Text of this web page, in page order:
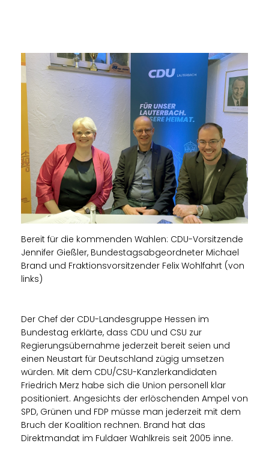
Bereit für die kommenden Wahlen: CDU-Vorsitzende
Jennifer Gießler, Bundestagsabgeordneter Michael
Brand und Fraktionsvorsitzender Felix Wohlfahrt (von
links)
Der Chef der CDU-Landesgruppe Hessen im
Bundestag erklärte, dass CDU und CSU zur
Regierungsübernahme jederzeit bereit seien und
einen Neustart für Deutschland zügig umsetzen
würden. Mit dem CDU/CSU-Kanzlerkandidaten
Friedrich Merz habe sich die Union personell klar
positioniert. Angesichts der erlöschenden Ampel von
SPD, Grünen und FDP müsse man jederzeit mit dem
Bruch der Koalition rechnen. Brand hat das
Direktmandat im Fuldaer Wahlkreis seit 2005 inne.